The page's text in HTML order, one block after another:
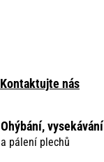
Kontaktujte nás
Ohýbání, vysekávání
a pálení plechů